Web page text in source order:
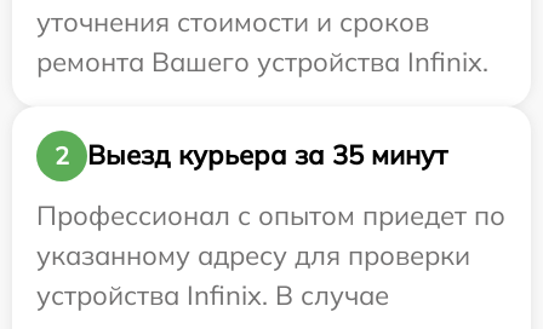
уточнения стоимости и сроков
ремонта Вашего устройства Infinix.
2
Выезд курьера за 35 минут
Профессионал с опытом приедет по
указанному адресу для проверки
устройства Infinix. В случае